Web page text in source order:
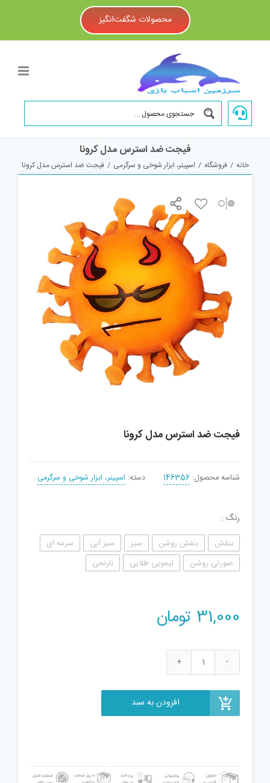
محصولات شگفت‌انگیز
فیجت ضد استرس مدل کرونا
خانه / فروشگاه / اسپینر، ابزار شوخی و سرگرمی / فیجت ضد استرس مدل کرونا
فیجت ضد استرس مدل کرونا
شناسه محصول: 146356 دسته: اسپینر، ابزار شوخی و سرگرمی
رنگ
بنفش بنفش روشن سبز سبز آبی
سرمه ای
صورتی روشن
لیمویی طلایی نارنجی
31,000 تومان
فیجت
افزودن به سبد